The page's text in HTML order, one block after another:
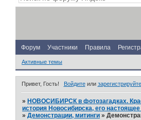
Форум Участники Правила
Активные темы
Привет, Гость! Войдитеили
» НОВОСИБИРСК в фотозагадках.
история Новосибирска, его
»Демонстрации, митинги »